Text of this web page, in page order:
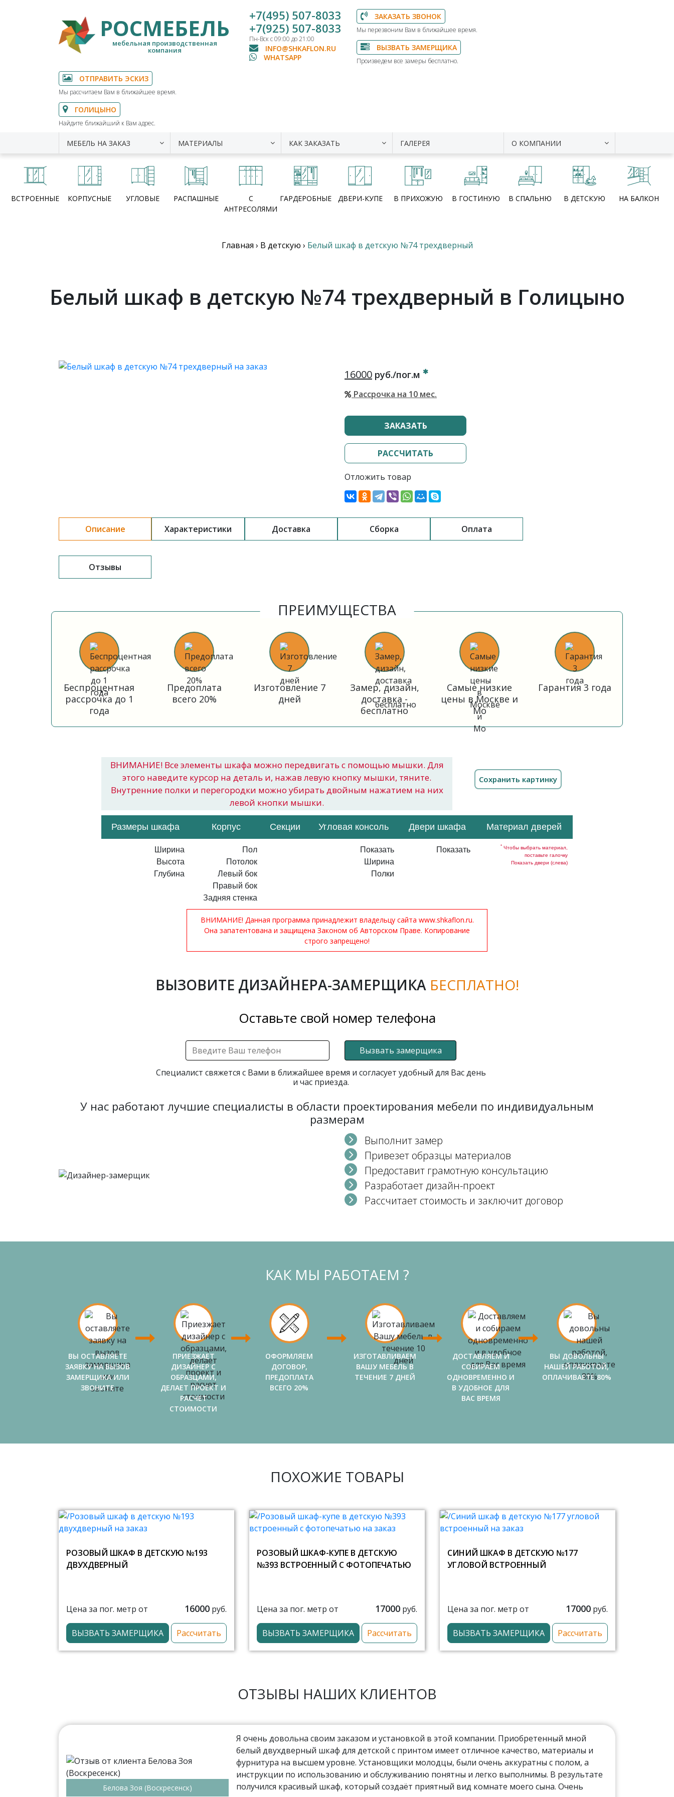
РОСМЕБЕЛЬ
мебельная производственная
компания
+7(495) 507-8033
+7(925) 507-8033
Пн-Вск с 09:00 до 21:00
INFO@SHKAFLON.RU
WHATSAPP
ЗАКАЗАТЬ ЗВОНОК
Мы перезвоним Вам в ближайшее время.
ВЫЗВАТЬ ЗАМЕРЩИКА
Произведем все замеры бесплатно.
ОТПРАВИТЬ ЭСКИЗ
Мы рассчитаем Вам в ближайшее время.
ГОЛИЦЫНО
Найдите ближайший к Вам адрес.
МЕБЕЛЬ НА ЗАКАЗ МАТЕРИАЛЫ КАК ЗАКАЗАТЬ ГАЛЕРЕЯ О КОМПАНИИ
ВСТРОЕННЫЕ КОРПУСНЫЕ УГЛОВЫЕ РАСПАШНЫЕ
С
АНТРЕСОЛЯМИ
ГАРДЕРОБНЫЕ ДВЕРИ-КУПЕ В ПРИХОЖУЮ В ГОСТИНУЮ В СПАЛЬНЮ В ДЕТСКУЮ НА БАЛКОН
Главная › В детскую › Белый шкаф в детскую №74 трехдверный
Белый шкаф в детскую №74 трехдверный в Голицыно
16000 руб./пог.м
Рассрочка на 10 мес.
ЗАКАЗАТЬ
РАССЧИТАТЬ
Отложить товар
Описание Характеристики Доставка Сборка Оплата
Отзывы
ПРЕИМУЩЕСТВА
Беспроцентная
рассрочка до 1
года
Предоплата
всего 20%
Изготовление 7
дней
Замер, дизайн,
доставка -
бесплатно
Самые низкие
цены в Москве и
Мо
Гарантия 3 года
ВНИМАНИЕ! Все элементы шкафа можно передвигать с помощью мышки. Для
этого наведите курсор на деталь и, нажав левую кнопку мышки, тяните.
Внутренние полки и перегородки можно убирать двойным нажатием на них
левой кнопки мышки.
Размеры шкафа Корпус Секции Угловая консоль Двери шкафа Материал дверей
Ширина
Высота
Глубина
Пол
Потолок
Левый бок
Правый бок
Задняя стенка
Показать
Ширина
Полки
Показать * Чтобы выбрать материал,
поставьте галочку
Показать двери (слева)
ВНИМАНИЕ! Данная программа принадлежит владельцу сайта www.shkaflon.ru.
Она запатентована и защищена Законом об Авторском Праве. Копирование
строго запрещено!
ВЫЗОВИТЕ ДИЗАЙНЕРА-ЗАМЕРЩИКА БЕСПЛАТНО!
Оставьте свой номер телефона
Вызвать замерщика
Специалист свяжется с Вами в ближайшее время и согласует удобный для Вас день
и час приезда.
У нас работают лучшие специалисты в области проектирования мебели по индивидуальным
размерам
Выполнит замер
Привезет образцы материалов
Предоставит грамотную консультацию
Разработает дизайн-проект
Рассчитает стоимость и заключит договор
КАК МЫ РАБОТАЕМ ?
ВЫ ОСТАВЛЯЕТЕ
ЗАЯВКУ НА ВЫЗОВ
ЗАМЕРЩИКА ИЛИ
ЗВОНИТЕ
ПРИЕЗЖАЕТ
ДИЗАЙНЕР С
ОБРАЗЦАМИ,
ДЕЛАЕТ ПРОЕКТ И
РАСЧЕТ
СТОИМОСТИ
ОФОРМЛЯЕМ
ДОГОВОР,
ПРЕДОПЛАТА
ВСЕГО 20%
ИЗГОТАВЛИВАЕМ
ВАШУ МЕБЕЛЬ В
ТЕЧЕНИЕ 7 ДНЕЙ
ДОСТАВЛЯЕМ И
СОБИРАЕМ
ОДНОВРЕМЕННО И
В УДОБНОЕ ДЛЯ
ВАС ВРЕМЯ
ВЫ ДОВОЛЬНЫ
НАШЕЙ РАБОТОЙ,
ОПЛАЧИВАЕТЕ 80%
ПОХОЖИЕ ТОВАРЫ
РОЗОВЫЙ ШКАФ В ДЕТСКУЮ №193
ДВУХДВЕРНЫЙ
Цена за пог. метр от 16000 руб.
ВЫЗВАТЬ ЗАМЕРЩИКА Рассчитать
РОЗОВЫЙ ШКАФ-КУПЕ В ДЕТСКУЮ
№393 ВСТРОЕННЫЙ С ФОТОПЕЧАТЬЮ
Цена за пог. метр от 17000 руб.
ВЫЗВАТЬ ЗАМЕРЩИКА Рассчитать
СИНИЙ ШКАФ В ДЕТСКУЮ №177
УГЛОВОЙ ВСТРОЕННЫЙ
Цена за пог. метр от 17000 руб.
ВЫЗВАТЬ ЗАМЕРЩИКА Рассчитать
ОТЗЫВЫ НАШИХ КЛИЕНТОВ
Белова Зоя (Воскресенск)
Я очень довольна своим заказом и установкой в этой компании. Приобретенный мной
белый двухдверный шкаф для детской с принтом имеет отличное качество, материалы и
фурнитура на высшем уровне. Установщики молодцы, были очень аккуратны с полом, а
инструкции по использованию и обслуживанию понятны и легко выполнимы. В результате
получился красивый шкаф, который создаёт приятный вид комнате моего сына. Очень